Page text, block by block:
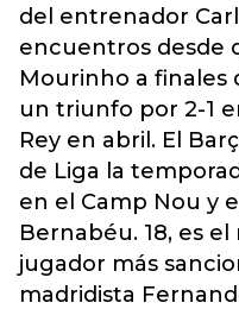
del entrenador
encuentros desde
Mourinho a finales
un triunfo por 2-1
Rey en abril. El
de Liga la
en el Camp Nou y
Bernabéu. 18, es
jugador más
madridista